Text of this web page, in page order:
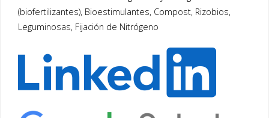
(biofertilizantes), Bioestimulantes, Compost, Rizobios,
Leguminosas, Fijación de Nitrógeno